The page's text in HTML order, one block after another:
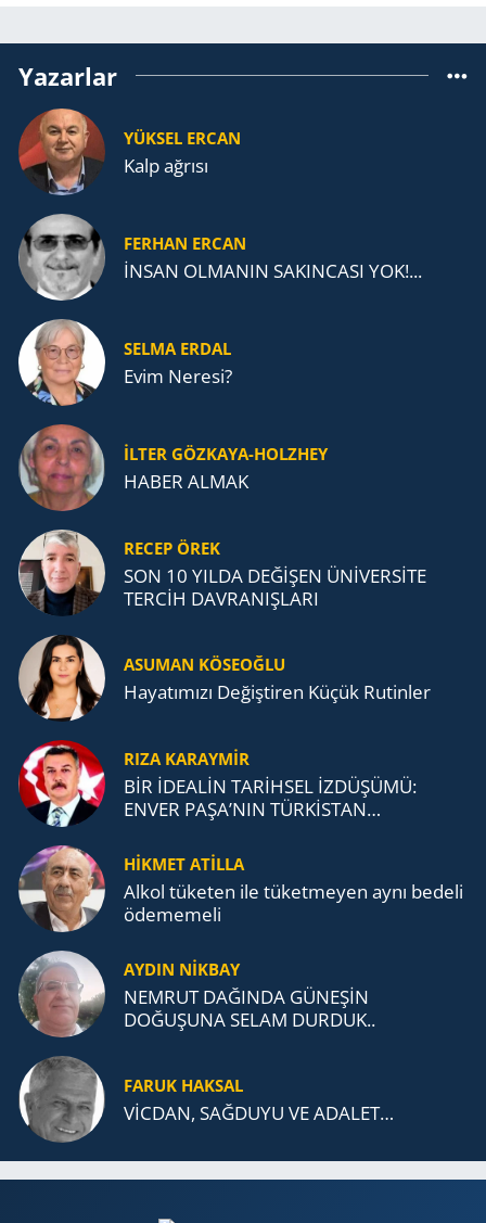
Yazarlar
YÜKSEL ERCAN
Kalp ağrısı
FERHAN ERCAN
İNSAN OLMANIN SAKINCASI YOK!...
SELMA ERDAL
Evim Neresi?
İLTER GÖZKAYA-HOLZHEY
HABER ALMAK
RECEP ÖREK
SON 10 YILDA DEĞİŞEN ÜNİVERSİTE
TERCİH DAVRANIŞLARI
ASUMAN KÖSEOĞLU
Ha­ya­tı­mı­zı De­ğiş­ti­ren Küçük Ru­tin­ler
RIZA KARAYMIR
BİR İDEALİN TARİHSEL İZDÜŞÜMÜ:
ENVER PAŞA’NIN TÜRKİSTAN
TEŞKİLATI’NA UZANAN MİRASI
HİKMET ATİLLA
Alkol tü­ke­ten ile tü­ket­me­yen aynı be­de­li
öde­me­me­li
AYDIN NİKBAY
NEMRUT DAĞINDA GÜNEŞİN
DOĞUŞUNA SELAM DURDUK..
FARUK HAKSAL
VİCDAN, SAĞ­DU­YU VE ADA­LET…